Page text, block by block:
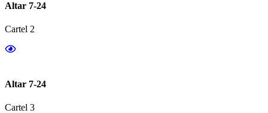
Altar 7-24
Cartel 2
Altar 7-24
Cartel 3